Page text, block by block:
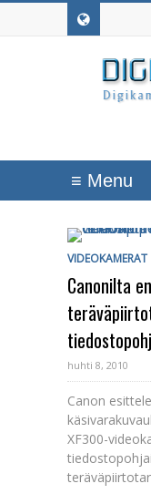
VIDEOKAMERAT
Canonilta
huhti 8, 2010
Canon
XF300-